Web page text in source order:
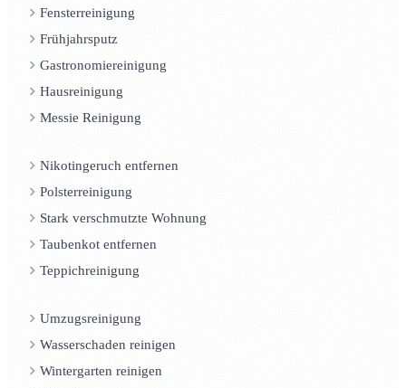
Fensterreinigung
Frühjahrsputz
Gastronomiereinigung
Hausreinigung
Messie Reinigung
Nikotingeruch entfernen
Polsterreinigung
Stark verschmutzte Wohnung
Taubenkot entfernen
Teppichreinigung
Umzugsreinigung
Wasserschaden reinigen
Wintergarten reinigen